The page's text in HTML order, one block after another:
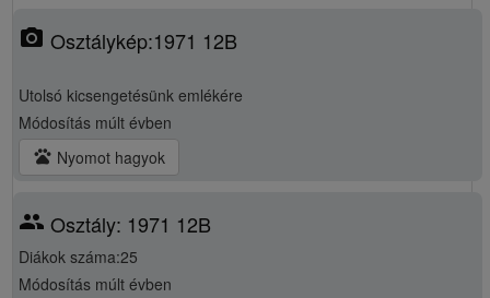
photo_camera Osztálykép:1971 12B
Utolsó kicsengetésünk emlékére
Módosítás múlt évben
pets Nyomot hagyok
group Osztály: 1971 12B
Diákok száma:25
Módosítás múlt évben